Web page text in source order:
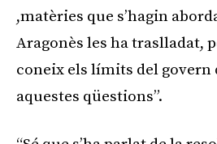
,matèries que s’hagin
Aragonès les ha traslladat,
coneix els límits del govern
aquestes qüestions”.